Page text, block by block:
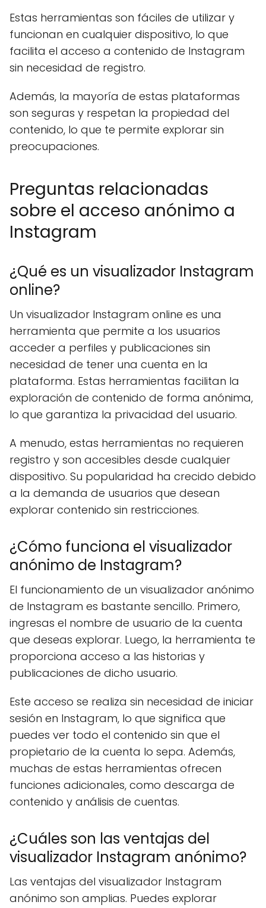
Estas herramientas son fáciles de utilizar y
funcionan en cualquier dispositivo, lo que
facilita el acceso a contenido de Instagram
sin necesidad de registro.
Además, la mayoría de estas plataformas
son seguras y respetan la propiedad del
contenido, lo que te permite explorar sin
preocupaciones.
Preguntas relacionadas
sobre el acceso anónimo a
Instagram
¿Qué es un visualizador Instagram
online?
Un visualizador Instagram online es una
herramienta que permite a los usuarios
acceder a perfiles y publicaciones sin
necesidad de tener una cuenta en la
plataforma. Estas herramientas facilitan la
exploración de contenido de forma anónima,
lo que garantiza la privacidad del usuario.
A menudo, estas herramientas no requieren
registro y son accesibles desde cualquier
dispositivo. Su popularidad ha crecido debido
a la demanda de usuarios que desean
explorar contenido sin restricciones.
¿Cómo funciona el visualizador
anónimo de Instagram?
El funcionamiento de un visualizador anónimo
de Instagram es bastante sencillo. Primero,
ingresas el nombre de usuario de la cuenta
que deseas explorar. Luego, la herramienta te
proporciona acceso a las historias y
publicaciones de dicho usuario.
Este acceso se realiza sin necesidad de iniciar
sesión en Instagram, lo que significa que
puedes ver todo el contenido sin que el
propietario de la cuenta lo sepa. Además,
muchas de estas herramientas ofrecen
funciones adicionales, como descarga de
contenido y análisis de cuentas.
¿Cuáles son las ventajas del
visualizador Instagram anónimo?
Las ventajas del visualizador Instagram
anónimo son amplias. Puedes explorar